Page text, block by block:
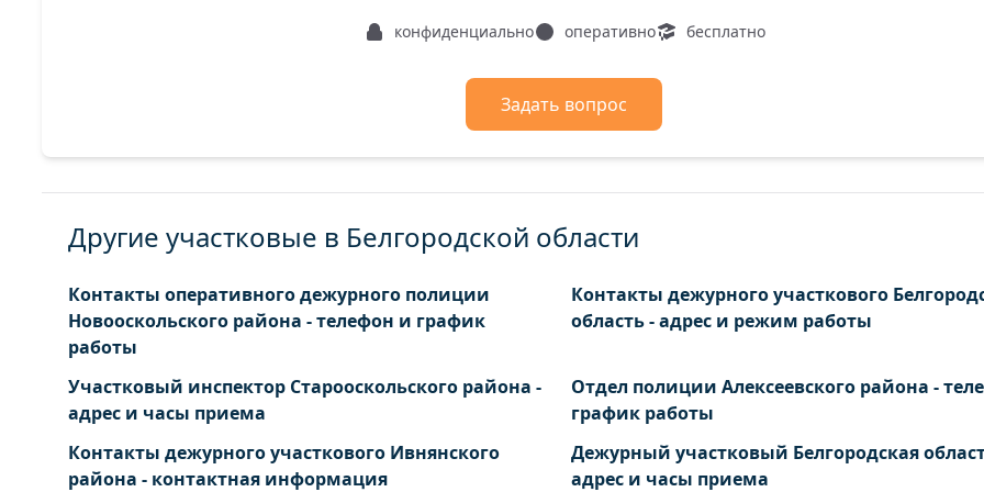
конфиденциально оперативно бесплатно
Задать вопрос
Другие участковые в Белгородской области
Контакты оперативного дежурного полиции
Новооскольского района - телефон и график
работы
Контакты дежурного участкового
область - адрес и режим работы
Участковый инспектор Старооскольского района -
адрес и часы приема
Отдел полиции Алексеевского района -
график работы
Контакты дежурного участкового Ивнянского
района - контактная информация
Дежурный участковый Белгородская
адрес и часы приема